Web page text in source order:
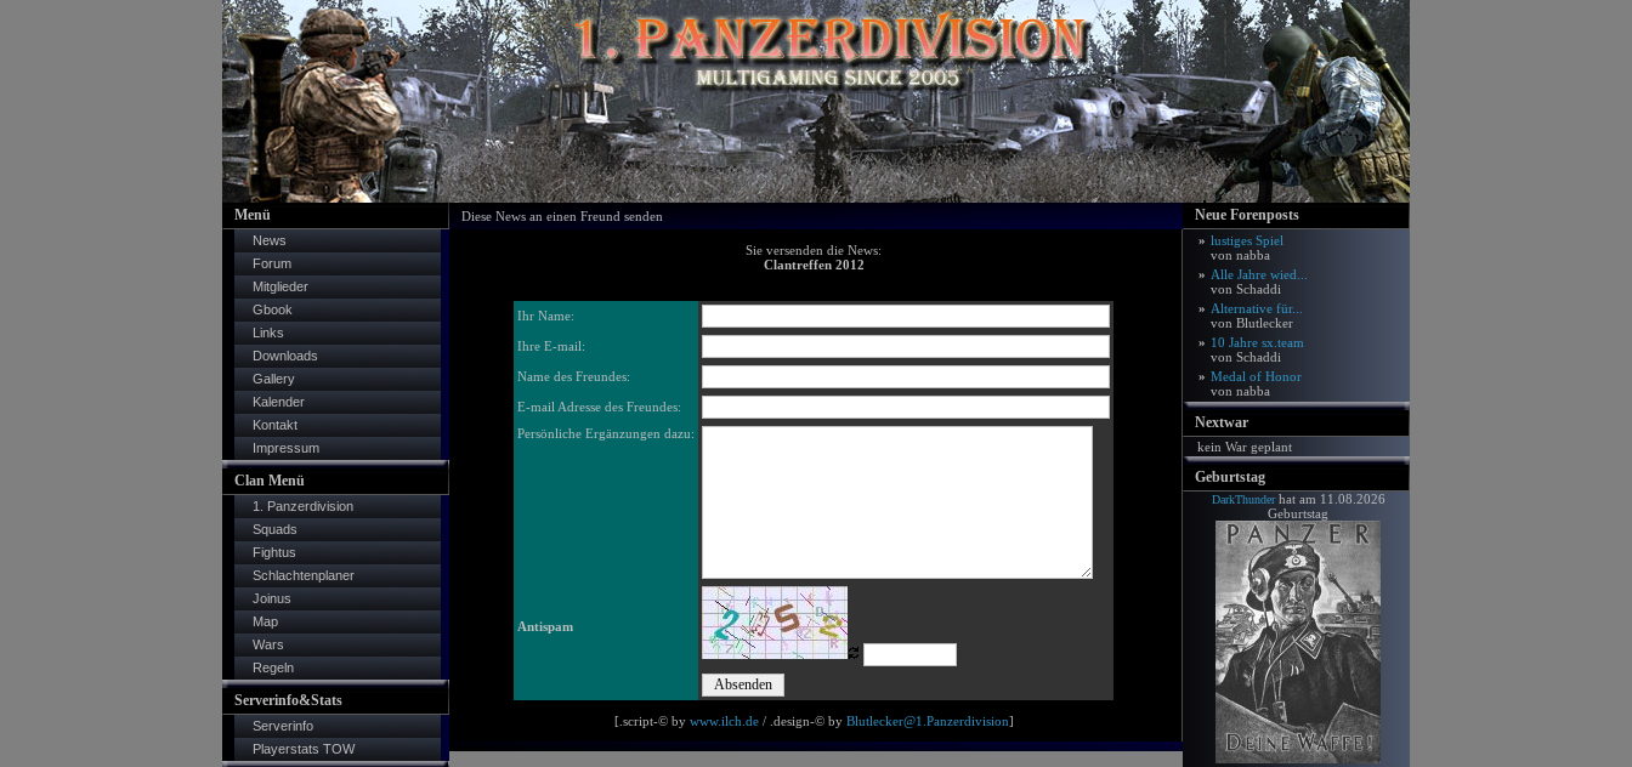
Menü
News
Forum
Mitglieder
Gbook
Links
Downloads
Gallery
Kalender
Kontakt
Impressum
Clan Menü
1. Panzerdivision
Squads
Fightus
Schlachtenplaner
Joinus
Map
Wars
Regeln
Serverinfo&Stats
Serverinfo
Playerstats TOW
Diese News an einen Freund senden
Sie versenden die News:
Clantreffen 2012
Ihr Name:
Ihre E-mail:
Name des Freundes:
E-mail Adresse des Freundes:
Persönliche Ergänzungen dazu:
Antispam
[.script-© by www.ilch.de/ .design-© by Blutlecker@1.Panzerdivision]
Neue Forenposts
» lustiges Spiel
von nabba
» Alle Jahre wied...
von Schaddi
» Alternative für...
von Blutlecker
» 10 Jahre sx.team
von Schaddi
» Medal of Honor
von nabba
Nextwar
kein War geplant
Geburtstag
DarkThunderhat am 11.08.2026
Geburtstag